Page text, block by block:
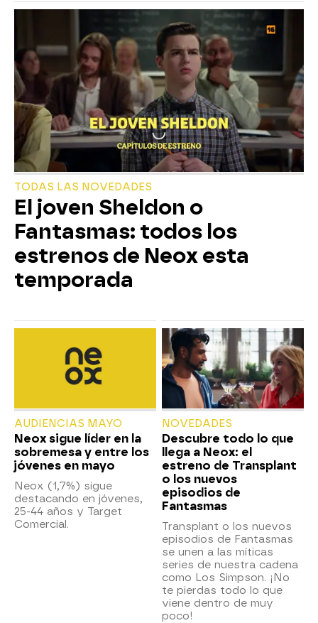
TODAS LAS NOVEDADES
El joven Sheldon o
Fantasmas: todos los
estrenos de Neox esta
temporada
AUDIENCIAS MAYO
Neox sigue líder en la
sobremesa y entre los
jóvenes en mayo
Neox (1,7%) sigue
destacando en jóvenes,
25-44 años y Target
Comercial.
NOVEDADES
Descubre todo lo que
llega a Neox: el
estreno de Transplant
o los nuevos
episodios de
Fantasmas
Transplant o los nuevos
episodios de Fantasmas
se unen a las míticas
series de nuestra cadena
como Los Simpson. ¡No
te pierdas todo lo que
viene dentro de muy
poco!